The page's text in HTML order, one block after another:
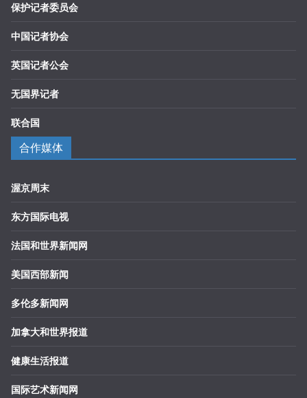
保护记者委员会
中国记者协会
英国记者公会
无国界记者
联合国
合作媒体
渥京周末
东方国际电视
法国和世界新闻网
美国西部新闻
多伦多新闻网
加拿大和世界报道
健康生活报道
国际艺术新闻网